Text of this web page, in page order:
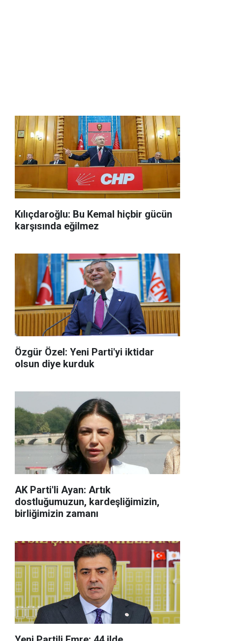
Kılıçdaroğlu: Bu Kemal hiçbir gücün
karşısında eğilmez
Özgür Özel: Yeni Parti'yi iktidar
olsun diye kurduk
AK Parti'li Ayan: Artık
dostluğumuzun, kardeşliğimizin,
birliğimizin zamanı